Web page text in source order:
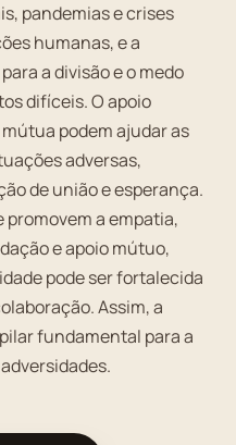
pandemias e crises
humanas, e a
a divisão e o medo
difíceis. O apoio
podem ajudar as
adversas,
de união e esperança.
a empatia,
e apoio mútuo,
pode ser fortalecida
Assim, a
fundamental para a